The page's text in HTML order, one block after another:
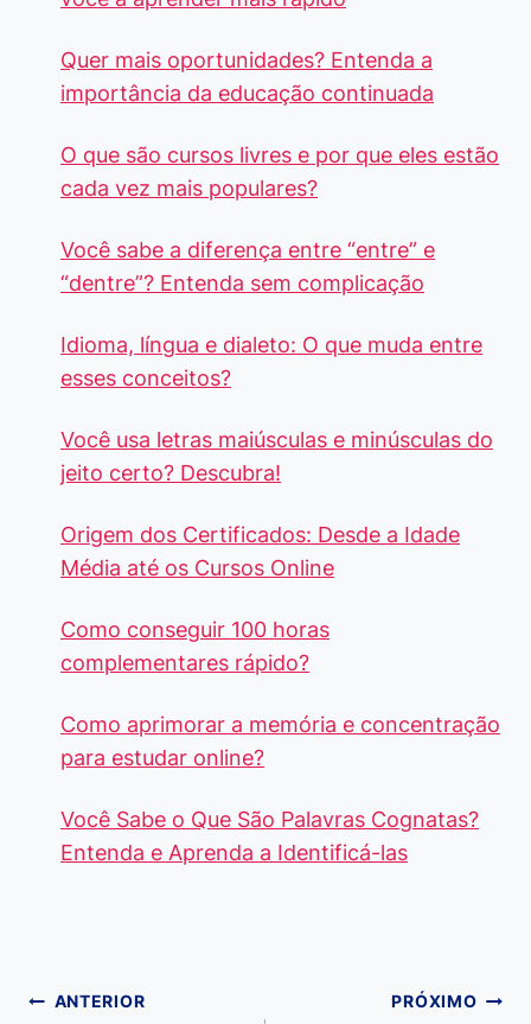
Quer mais oportunidades? Entenda a
importância da educação continuada
O que são cursos livres e por que eles estão
cada vez mais populares?
Você sabe a diferença entre “entre” e
“dentre”? Entenda sem complicação
Idioma, língua e dialeto: O que muda entre
esses conceitos?
Você usa letras maiúsculas e minúsculas do
jeito certo? Descubra!
Origem dos Certificados: Desde a Idade
Média até os Cursos Online
Como conseguir 100 horas
complementares rápido?
Como aprimorar a memória e concentração
para estudar online?
Você Sabe o Que São Palavras Cognatas?
Entenda e Aprenda a Identificá-las
Navegação
ANTERIOR PRÓXIMO